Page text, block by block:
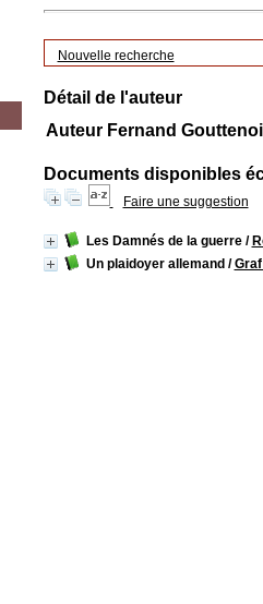
Nouvelle recherche
Détail de l'auteur
Auteur Fernand
Documents disponibles
Faire une suggestion
Les Damnés de la guerre/
Un plaidoyer allemand /